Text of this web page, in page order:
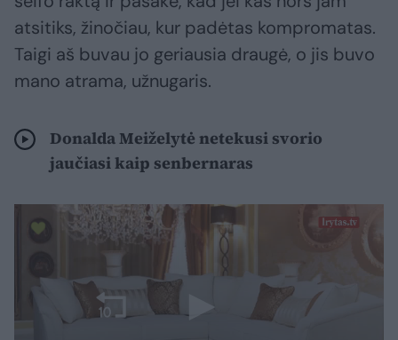
atsitiks, žinočiau, kur padėtas kompromatas.
Taigi aš buvau jo geriausia draugė, o jis buvo
mano atrama, užnugaris.
Donalda Meiželytė netekusi svorio
jaučiasi kaip senbernaras